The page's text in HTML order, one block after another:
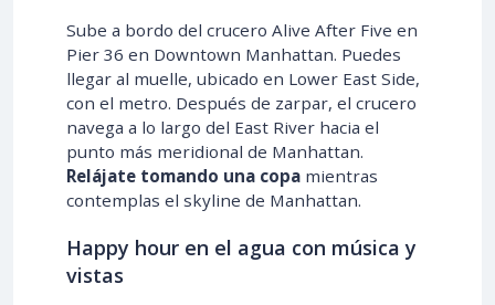
Sube a bordo del crucero Alive After Five en
Pier 36 en Downtown Manhattan. Puedes
llegar al muelle, ubicado en Lower East Side,
con el metro. Después de zarpar, el crucero
navega a lo largo del East River hacia el
punto más meridional de Manhattan.
Relájate tomando una copa mientras
contemplas el skyline de Manhattan.
Happy hour en el agua con música y
vistas